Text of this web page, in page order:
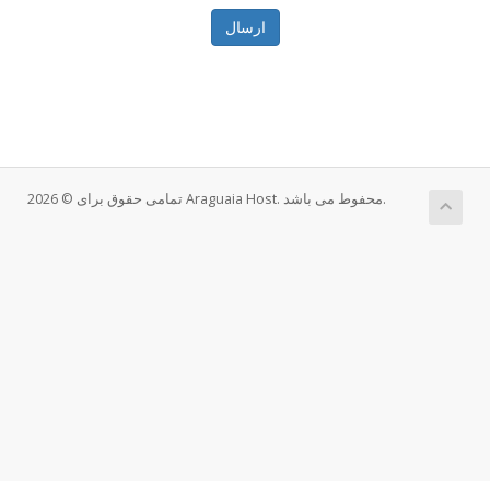
ارسال
تمامی حقوق برای © 2026 Araguaia Host. محفوط می باشد.